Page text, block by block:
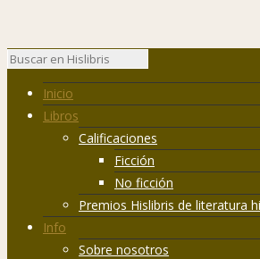
Inicio
Libros
Calificaciones
Ficción
No ficción
Premios Hislibris de literatura
Info
Sobre nosotros